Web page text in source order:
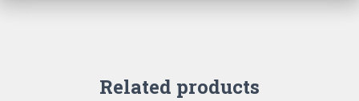
Related products